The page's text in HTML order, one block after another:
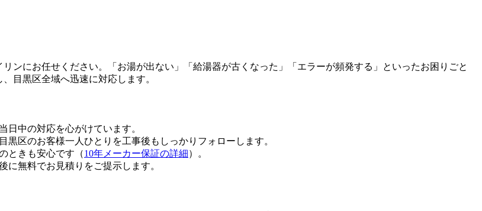
ンにお任せください。「お湯が出ない」「給湯器が古くなった」「エラーが頻発する」といったお困りごと
目黒区全域へ迅速に対応します。
日中の対応を心がけています。
目黒区のお客様一人ひとりを工事後もしっかりフォローします。
ときも安心です（10年メーカー保証の詳細）。
に無料でお見積りをご提示します。